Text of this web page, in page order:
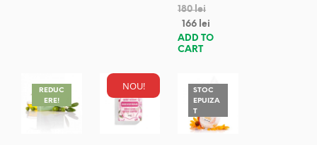
180lei
166 lei
ADD TO
CART
REDUC
ERE!
NOU!
STOC
EPUIZA
T